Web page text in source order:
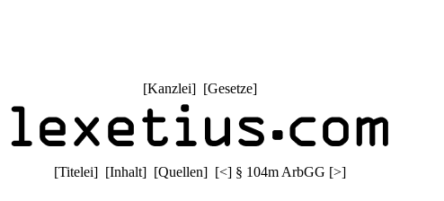
[Kanzlei] [Gesetze]
[Titelei] [Inhalt] [Quellen] [<] § 104m ArbGG [>]